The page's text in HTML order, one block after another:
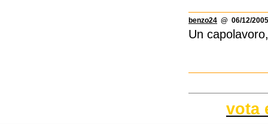
benzo24 @ 06/12/
Un
vota